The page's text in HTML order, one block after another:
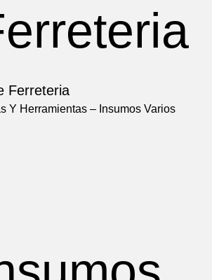
Ferreteria
Y Herramientas – Insumos Varios